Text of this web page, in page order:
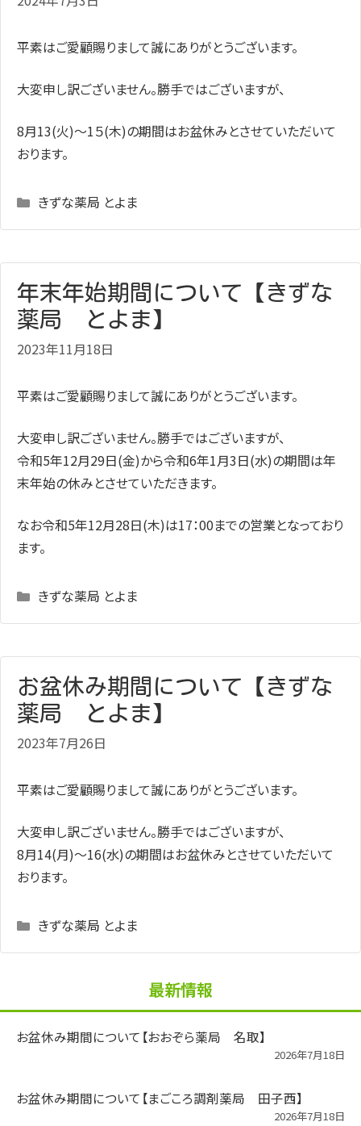
平素はご愛顧賜りまして誠にありがとうございます。
大変申し訳ございません。勝手ではございますが、
8月13(火)～1５(木)の期間はお盆休みとさせていただいて
おります。
Categories
きずな薬局 とよま
年末年始期間について【きずな
薬局 とよま】
2023年11月18日
平素はご愛顧賜りまして誠にありがとうございます。
大変申し訳ございません。勝手ではございますが、
令和5年12月29日(金)から令和6年1月3日(水)の期間は年
末年始の休みとさせていただきます。
なお令和5年12月28日(木)は17：00までの営業となっており
ます。
Categories
きずな薬局 とよま
お盆休み期間について【きずな
薬局 とよま】
2023年7月26日
平素はご愛顧賜りまして誠にありがとうございます。
大変申し訳ございません。勝手ではございますが、
8月14(月)～16(水)の期間はお盆休みとさせていただいて
おります。
Categories
きずな薬局 とよま
最新情報
お盆休み期間について【おおぞら薬局 名取】
2026年7月18日
お盆休み期間について【まごころ調剤薬局 田子西】
2026年7月18日